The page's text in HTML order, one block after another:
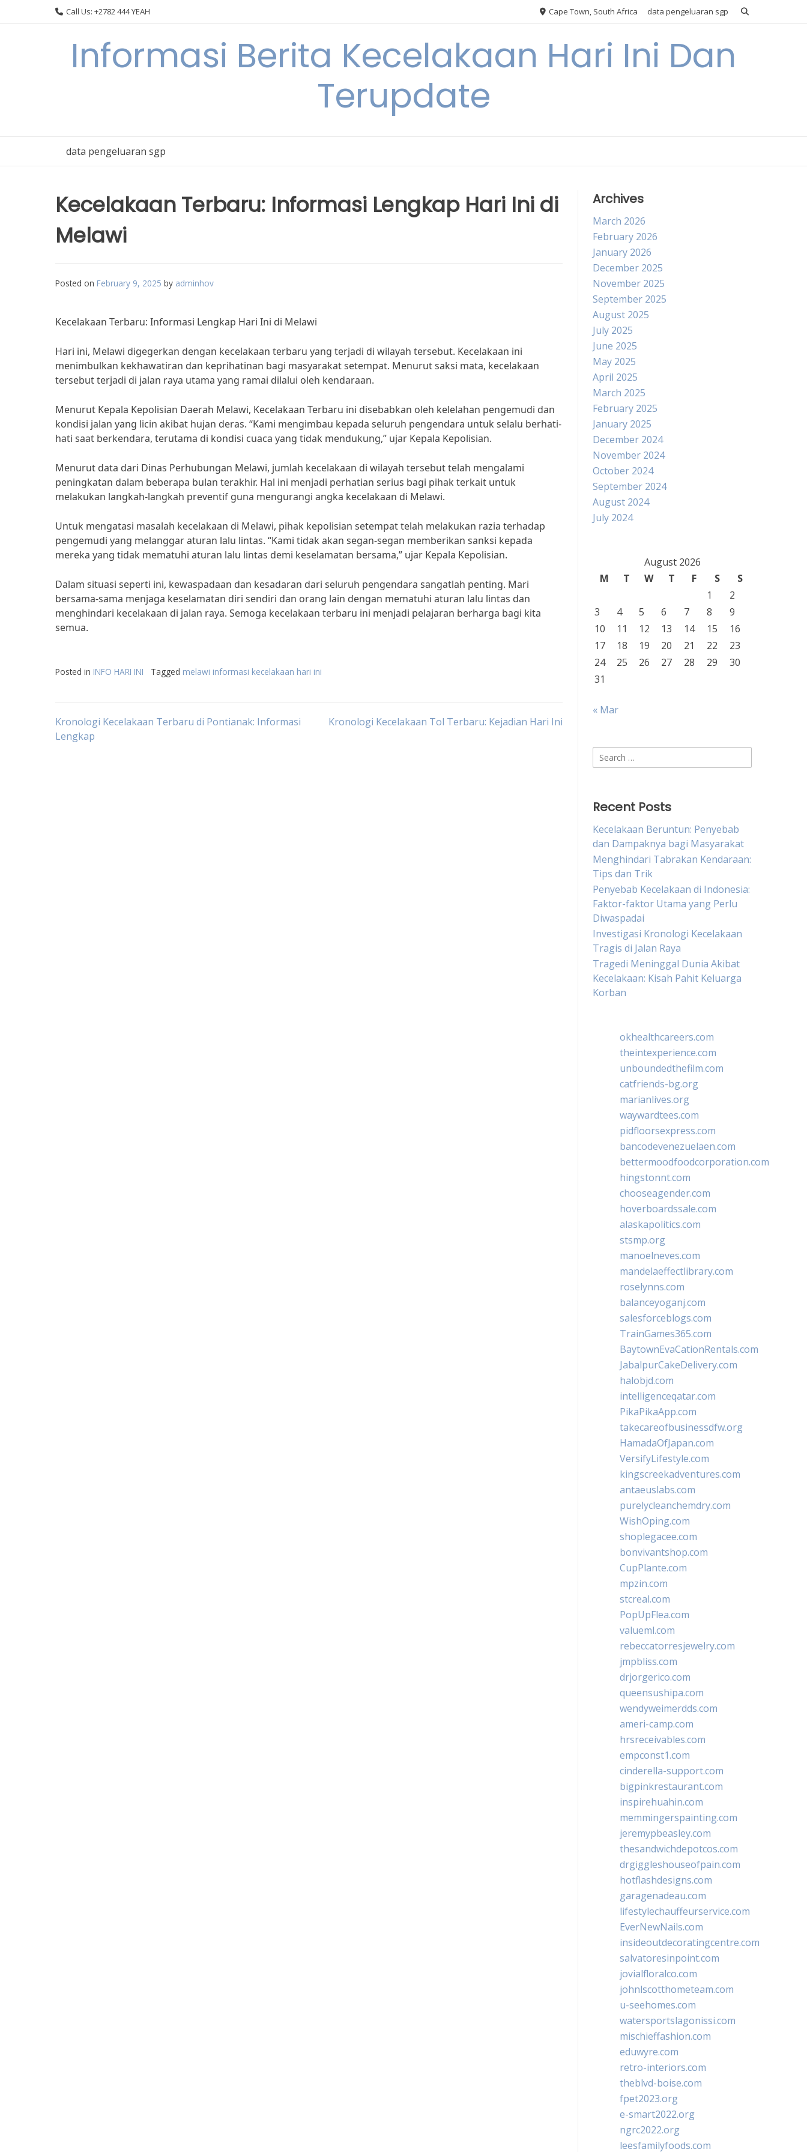
Call Us: +2782 444 YEAH Cape Town, South Africa data pengeluaran sgp
Informasi Berita Kecelakaan Hari Ini Dan
Terupdate
data pengeluaran sgp
Kecelakaan Terbaru: Informasi Lengkap Hari Ini di
Melawi
Posted on February 9, 2025 by adminhov
Kecelakaan Terbaru: Informasi Lengkap Hari Ini di Melawi
Hari ini, Melawi digegerkan dengan kecelakaan terbaru yang terjadi di wilayah tersebut. Kecelakaan ini
menimbulkan kekhawatiran dan keprihatinan bagi masyarakat setempat. Menurut saksi mata, kecelakaan
tersebut terjadi di jalan raya utama yang ramai dilalui oleh kendaraan.
Menurut Kepala Kepolisian Daerah Melawi, Kecelakaan Terbaru ini disebabkan oleh kelelahan pengemudi dan
kondisi jalan yang licin akibat hujan deras. “Kami mengimbau kepada seluruh pengendara untuk selalu berhati-
hati saat berkendara, terutama di kondisi cuaca yang tidak mendukung,” ujar Kepala Kepolisian.
Menurut data dari Dinas Perhubungan Melawi, jumlah kecelakaan di wilayah tersebut telah mengalami
peningkatan dalam beberapa bulan terakhir. Hal ini menjadi perhatian serius bagi pihak terkait untuk
melakukan langkah-langkah preventif guna mengurangi angka kecelakaan di Melawi.
Untuk mengatasi masalah kecelakaan di Melawi, pihak kepolisian setempat telah melakukan razia terhadap
pengemudi yang melanggar aturan lalu lintas. “Kami tidak akan segan-segan memberikan sanksi kepada
mereka yang tidak mematuhi aturan lalu lintas demi keselamatan bersama,” ujar Kepala Kepolisian.
Dalam situasi seperti ini, kewaspadaan dan kesadaran dari seluruh pengendara sangatlah penting. Mari
bersama-sama menjaga keselamatan diri sendiri dan orang lain dengan mematuhi aturan lalu lintas dan
menghindari kecelakaan di jalan raya. Semoga kecelakaan terbaru ini menjadi pelajaran berharga bagi kita
semua.
Posted in INFO HARI INI Tagged melawi informasi kecelakaan hari ini
Post
Kronologi Kecelakaan Terbaru di Pontianak: Informasi
Lengkap
Kronologi Kecelakaan Tol Terbaru: Kejadian Hari Ini
Archives
March 2026
February 2026
January 2026
December 2025
November 2025
September 2025
August 2025
July 2025
June 2025
May 2025
April 2025
March 2025
February 2025
January 2025
December 2024
November 2024
October 2024
September 2024
August 2024
July 2024
August 2026
M
T W T F S
S
1
2
3
4 5 6 7 8
9
10
11 12 13 14 15
16
17
18 19 20 21 22
23
24
25 26 27 28 29
30
31
« Mar
Search
for:
Recent Posts
Kecelakaan Beruntun: Penyebab
dan Dampaknya bagi Masyarakat
Menghindari Tabrakan Kendaraan:
Tips dan Trik
Penyebab Kecelakaan di Indonesia:
Faktor-faktor Utama yang Perlu
Diwaspadai
Investigasi Kronologi Kecelakaan
Tragis di Jalan Raya
Tragedi Meninggal Dunia Akibat
Kecelakaan: Kisah Pahit Keluarga
Korban
okhealthcareers.com
theintexperience.com
unboundedthefilm.com
catfriends-bg.org
marianlives.org
waywardtees.com
pidfloorsexpress.com
bancodevenezuelaen.com
bettermoodfoodcorporation.com
hingstonnt.com
chooseagender.com
hoverboardssale.com
alaskapolitics.com
stsmp.org
manoelneves.com
mandelaeffectlibrary.com
roselynns.com
balanceyoganj.com
salesforceblogs.com
TrainGames365.com
BaytownEvaCationRentals.com
JabalpurCakeDelivery.com
halobjd.com
intelligenceqatar.com
PikaPikaApp.com
takecareofbusinessdfw.org
HamadaOfJapan.com
VersifyLifestyle.com
kingscreekadventures.com
antaeuslabs.com
purelycleanchemdry.com
WishOping.com
shoplegacee.com
bonvivantshop.com
CupPlante.com
mpzin.com
stcreal.com
PopUpFlea.com
valueml.com
rebeccatorresjewelry.com
jmpbliss.com
drjorgerico.com
queensushipa.com
wendyweimerdds.com
ameri-camp.com
hrsreceivables.com
empconst1.com
cinderella-support.com
bigpinkrestaurant.com
inspirehuahin.com
memmingerspainting.com
jeremypbeasley.com
thesandwichdepotcos.com
drgiggleshouseofpain.com
hotflashdesigns.com
garagenadeau.com
lifestylechauffeurservice.com
EverNewNails.com
insideoutdecoratingcentre.com
salvatoresinpoint.com
jovialfloralco.com
johnlscotthometeam.com
u-seehomes.com
watersportslagonissi.com
mischieffashion.com
eduwyre.com
retro-interiors.com
theblvd-boise.com
fpet2023.org
e-smart2022.org
ngrc2022.org
leesfamilyfoods.com